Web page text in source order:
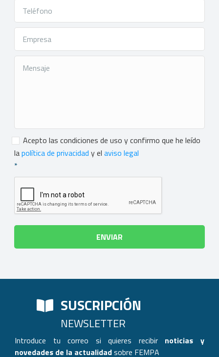
Consentimiento*
Acepto las condiciones de uso y confirmo que he leído
lapolítica de privacidad y el aviso legal
*
SUSCRIPCIÓN
NEWSLETTER
Introduce tu correo si quieres recibir noticias y
novedades de la actualidadsobre FEMPA